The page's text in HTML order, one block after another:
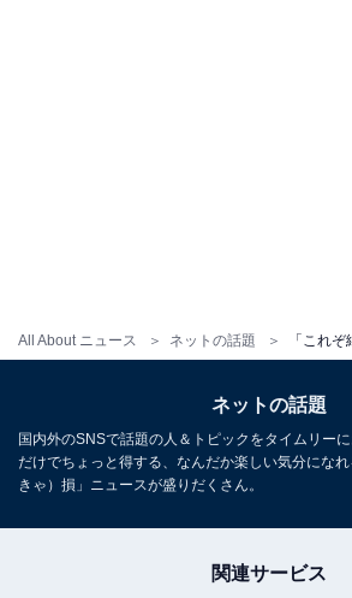
All About ニュース ネットの話題
ネットの話題
国内外のSNSで話題の人＆トピックをタイムリー
だけでちょっと得する、なんだか楽しい気分にな
きゃ）損」ニュースが盛りだくさん。
関連サービス